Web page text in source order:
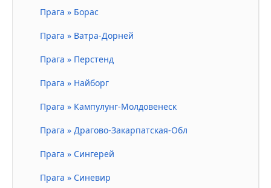
Прага » Борас
Прага » Ватра-Дорней
Прага » Перстенд
Прага » Найборг
Прага » Кампулунг-Молдовенеск
Прага » Драгово-Закарпатская-Обл
Прага » Сингерей
Прага » Синевир